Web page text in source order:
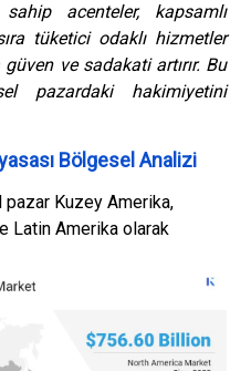
acenteler, kapsamlı
tüketici odaklı hizmetler
ve sadakati artırır. Bu
pazardaki hakimiyetini
Bölgesel Analizi
pazar Kuzey Amerika,
Latin Amerika olarak